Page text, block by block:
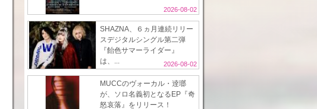
2026-08-02
SHAZNA、６ヵ月連続リリー
スデジタルシングル第二弾
『飴色サマーライダー』
は、...
2026-08-02
MUCCのヴォーカル・逹瑯
が、ソロ名義初となるEP『奇
怒哀落』をリリース！